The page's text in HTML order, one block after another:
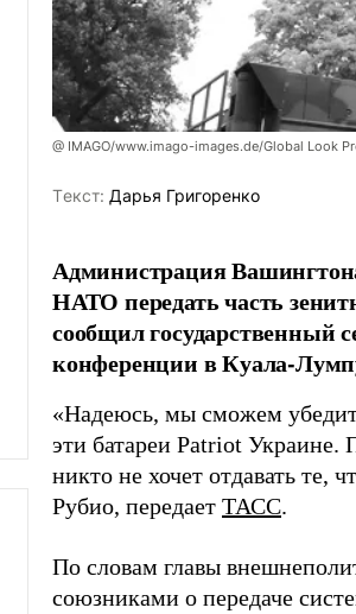
@ IMAGO/www.imago-images.de/Global Look
Tекст: Дарья Григоренко
Администрация
НАТО передать часть
сообщил государственный
конференции в Куала-
«Надеюсь, мы сможем
эти батареи Patriot Украине.
никто не хочет отдавать те,
Рубио, передает ТАСС.
По словам главы
союзниками о передаче